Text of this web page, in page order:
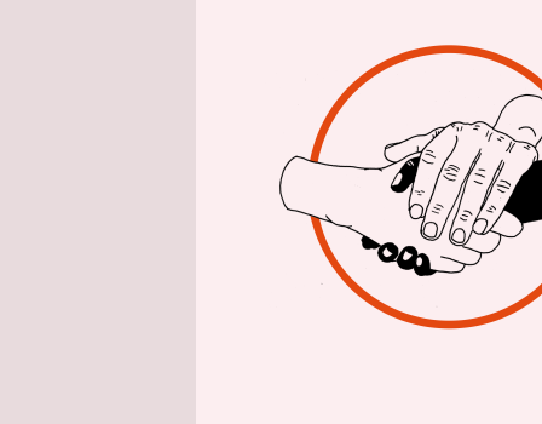
Glasgow
allerdings
Angela
durch ihr
Sondern
Das tun